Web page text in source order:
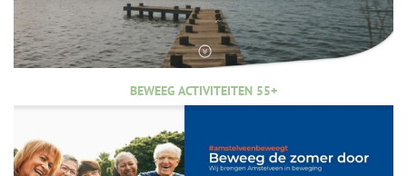
BEWEEG ACTIVITEITEN 55+